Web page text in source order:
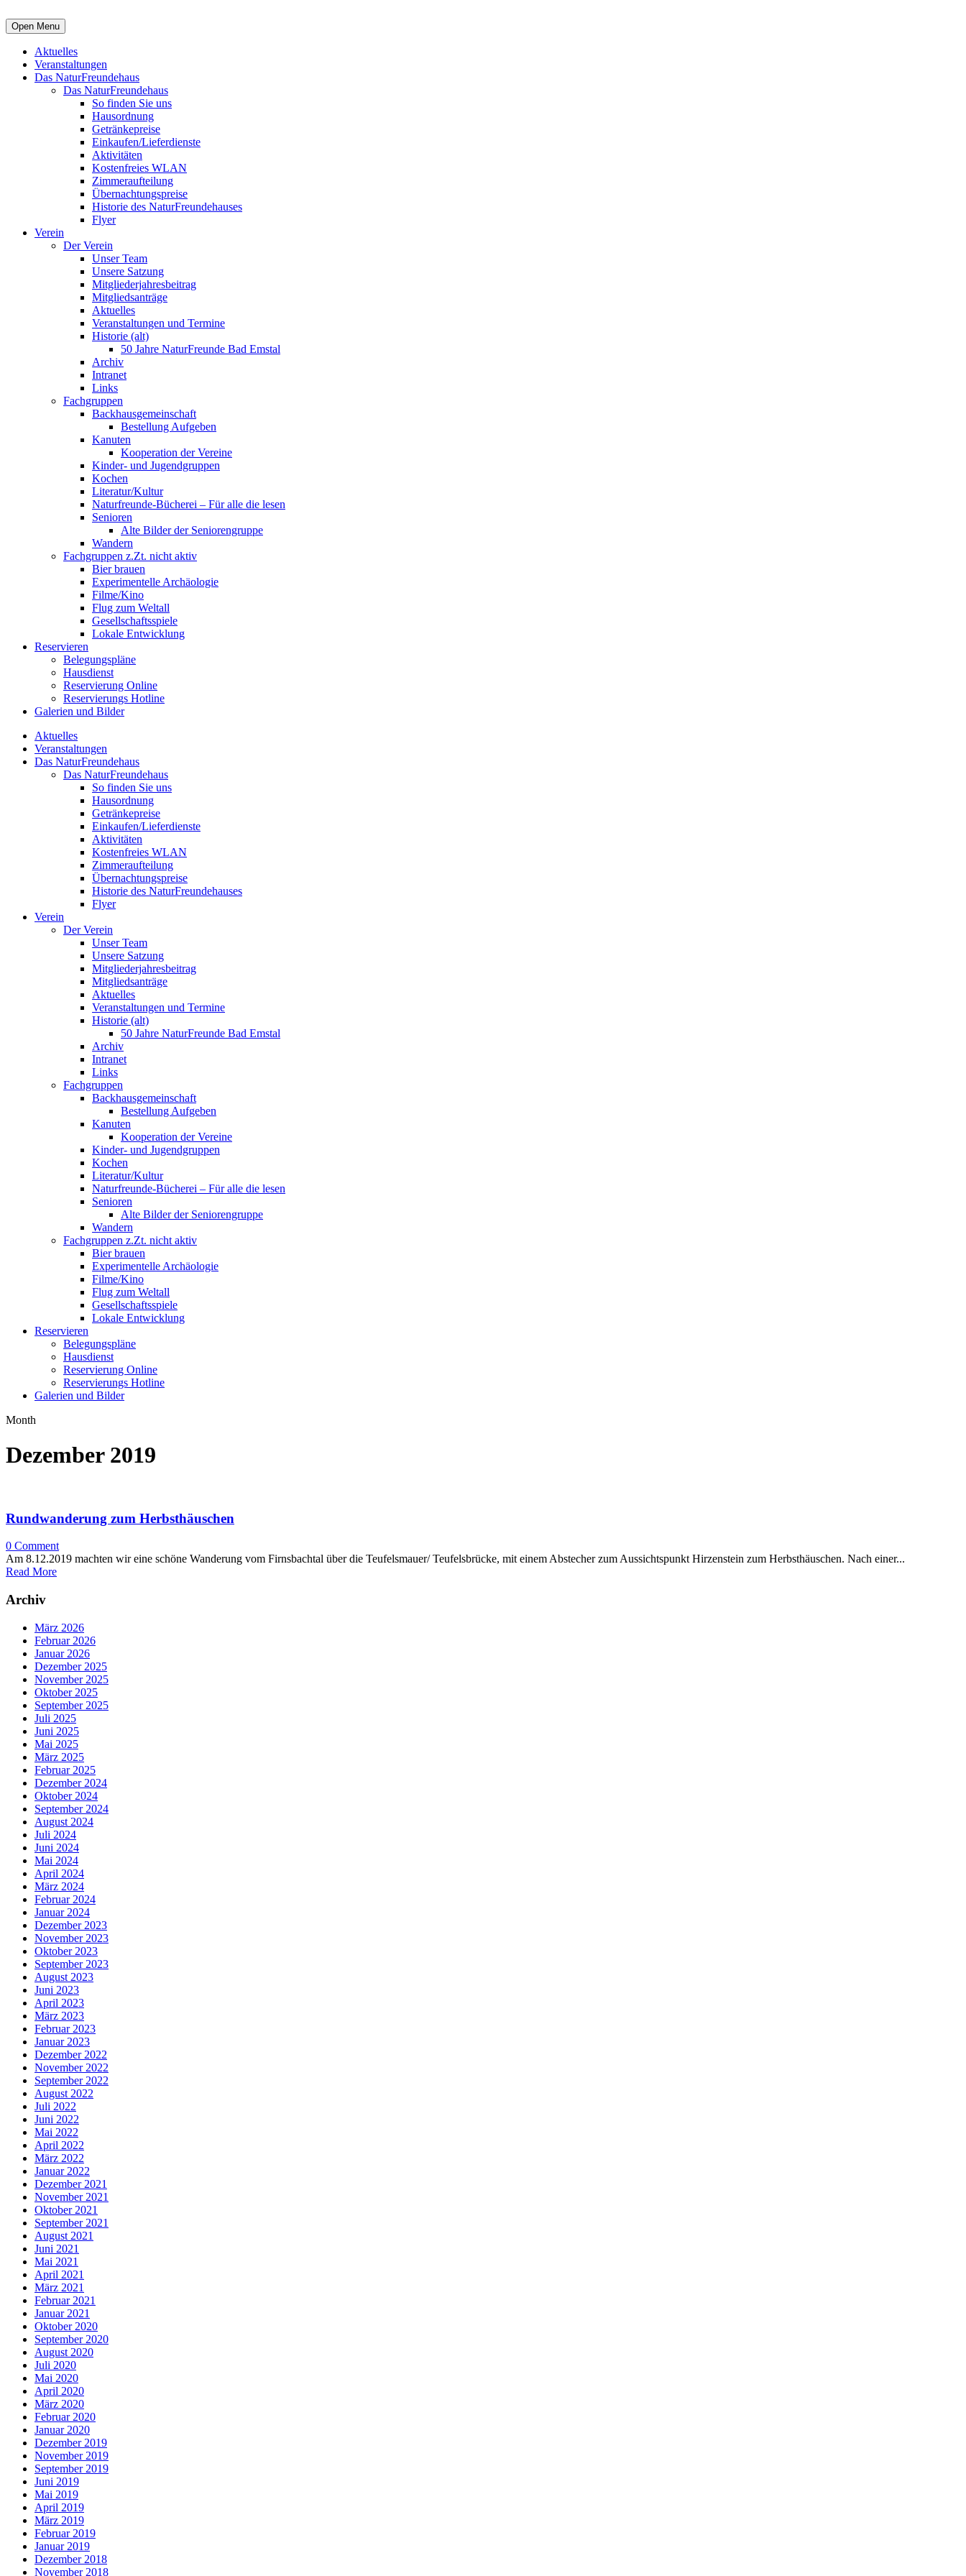
Open Menu
Aktuelles
Veranstaltungen
Das NaturFreundehaus
Das NaturFreundehaus
So finden Sie uns
Hausordnung
Getränkepreise
Einkaufen/Lieferdienste
Aktivitäten
Kostenfreies WLAN
Zimmeraufteilung
Übernachtungspreise
Historie des NaturFreundehauses
Flyer
Verein
Der Verein
Unser Team
Unsere Satzung
Mitgliederjahresbeitrag
Mitgliedsanträge
Aktuelles
Veranstaltungen und Termine
Historie (alt)
50 Jahre NaturFreunde Bad Emstal
Archiv
Intranet
Links
Fachgruppen
Backhausgemeinschaft
Bestellung Aufgeben
Kanuten
Kooperation der Vereine
Kinder- und Jugendgruppen
Kochen
Literatur/Kultur
Naturfreunde-Bücherei – Für alle die lesen
Senioren
Alte Bilder der Seniorengruppe
Wandern
Fachgruppen z.Zt. nicht aktiv
Bier brauen
Experimentelle Archäologie
Filme/Kino
Flug zum Weltall
Gesellschaftsspiele
Lokale Entwicklung
Reservieren
Belegungspläne
Hausdienst
Reservierung Online
Reservierungs Hotline
Galerien und Bilder
Aktuelles
Veranstaltungen
Das NaturFreundehaus
Das NaturFreundehaus
So finden Sie uns
Hausordnung
Getränkepreise
Einkaufen/Lieferdienste
Aktivitäten
Kostenfreies WLAN
Zimmeraufteilung
Übernachtungspreise
Historie des NaturFreundehauses
Flyer
Verein
Der Verein
Unser Team
Unsere Satzung
Mitgliederjahresbeitrag
Mitgliedsanträge
Aktuelles
Veranstaltungen und Termine
Historie (alt)
50 Jahre NaturFreunde Bad Emstal
Archiv
Intranet
Links
Fachgruppen
Backhausgemeinschaft
Bestellung Aufgeben
Kanuten
Kooperation der Vereine
Kinder- und Jugendgruppen
Kochen
Literatur/Kultur
Naturfreunde-Bücherei – Für alle die lesen
Senioren
Alte Bilder der Seniorengruppe
Wandern
Fachgruppen z.Zt. nicht aktiv
Bier brauen
Experimentelle Archäologie
Filme/Kino
Flug zum Weltall
Gesellschaftsspiele
Lokale Entwicklung
Reservieren
Belegungspläne
Hausdienst
Reservierung Online
Reservierungs Hotline
Galerien und Bilder
Month
Dezember 2019
Rundwanderung zum Herbsthäuschen
0 Comment
Am 8.12.2019 machten wir eine schöne Wanderung vom Firnsbachtal über die Teufelsmauer/ Teufelsbrücke, mit einem Abstecher zum Aussichtspunkt Hirzenstein zum Herbsthäuschen. Nach einer...
Read More
Archiv
März 2026
Februar 2026
Januar 2026
Dezember 2025
November 2025
Oktober 2025
September 2025
Juli 2025
Juni 2025
Mai 2025
März 2025
Februar 2025
Dezember 2024
Oktober 2024
September 2024
August 2024
Juli 2024
Juni 2024
Mai 2024
April 2024
März 2024
Februar 2024
Januar 2024
Dezember 2023
November 2023
Oktober 2023
September 2023
August 2023
Juni 2023
April 2023
März 2023
Februar 2023
Januar 2023
Dezember 2022
November 2022
September 2022
August 2022
Juli 2022
Juni 2022
Mai 2022
April 2022
März 2022
Januar 2022
Dezember 2021
November 2021
Oktober 2021
September 2021
August 2021
Juni 2021
Mai 2021
April 2021
März 2021
Februar 2021
Januar 2021
Oktober 2020
September 2020
August 2020
Juli 2020
Mai 2020
April 2020
März 2020
Februar 2020
Januar 2020
Dezember 2019
November 2019
September 2019
Juni 2019
Mai 2019
April 2019
März 2019
Februar 2019
Januar 2019
Dezember 2018
November 2018